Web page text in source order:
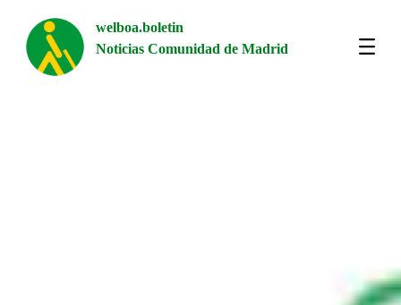
welboa.boletin
Noticias Comunidad de Madrid